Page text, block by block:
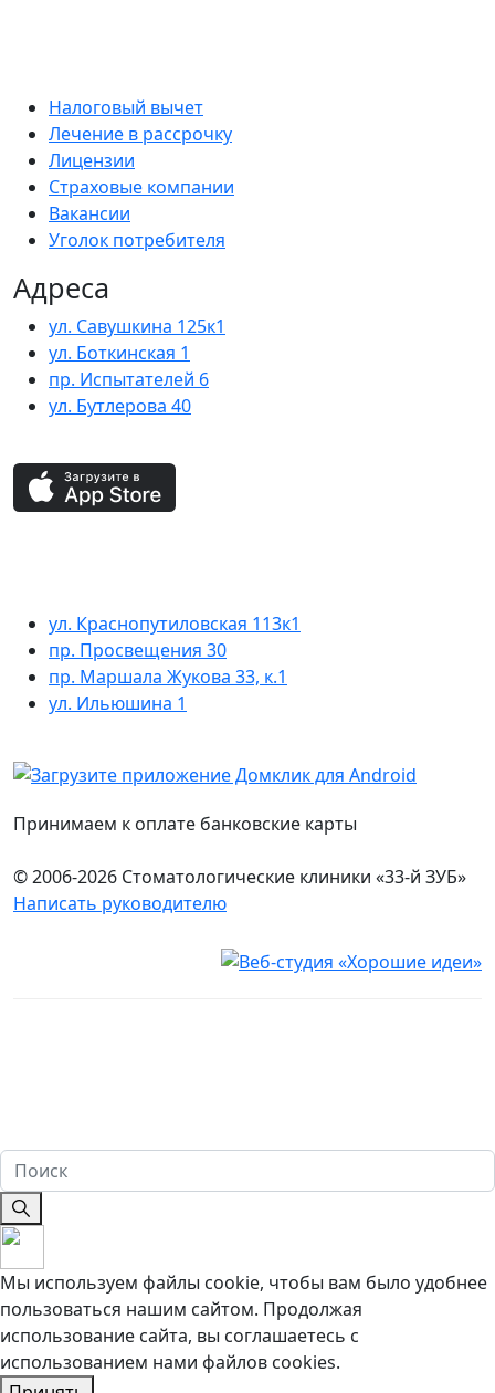
Налоговый вычет
Лечение в рассрочку
Лицензии
Страховые компании
Вакансии
Уголок потребителя
Адреса
ул. Савушкина 125к1
ул. Боткинская 1
пр. Испытателей 6
ул. Бутлерова 40
ул. Краснопутиловская 113к1
пр. Просвещения 30
пр. Маршала Жукова 33, к.1
ул. Ильюшина 1
Принимаем к оплате банковские карты
© 2006-2026 Стоматологические клиники «33-й ЗУБ»
Написать руководителю
Мы используем файлы cookie, чтобы вам было удобнее
пользоваться нашим сайтом. Продолжая
использование сайта, вы соглашаетесь c
использованием нами файлов cookies.